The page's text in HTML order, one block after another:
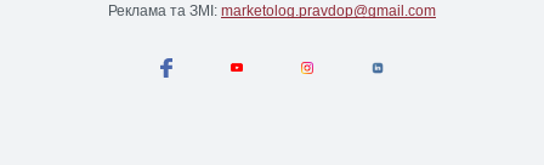
Реклама та ЗМІ: marketolog.pravdop@gmail.com